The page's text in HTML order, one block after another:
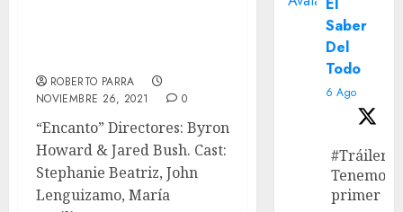
ROBERTO PARRA
NOVIEMBRE 26, 2021
0
“Encanto” Directores: Byron
Howard & Jared Bush. Cast:
Stephanie Beatriz, John
Lenguizamo, María
Saber
Del
Todo
6 Ago
#Tráiler
Tenemos
primer